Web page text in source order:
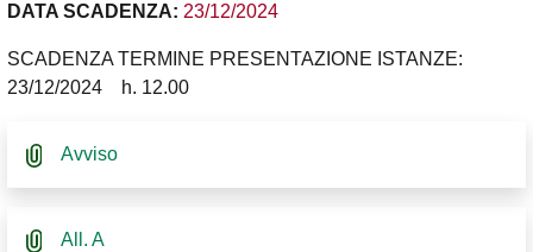
DATA SCADENZA: 23/12/2024
SCADENZA TERMINE PRESENTAZIONE ISTANZE:
23/12/2024 h. 12.00
Avviso
All. A